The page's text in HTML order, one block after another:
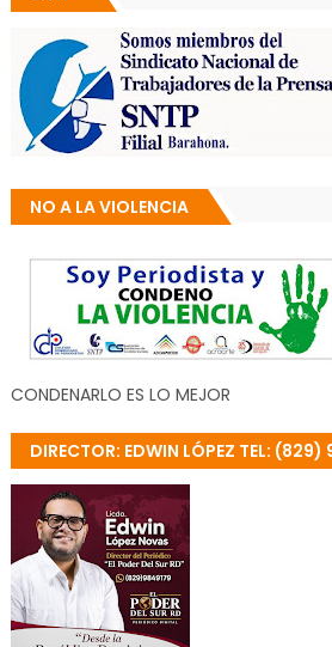
NO A LA VIOLENCIA
CONDENARLO ES LO MEJOR
DIRECTOR: EDWIN LÓPEZ TEL: